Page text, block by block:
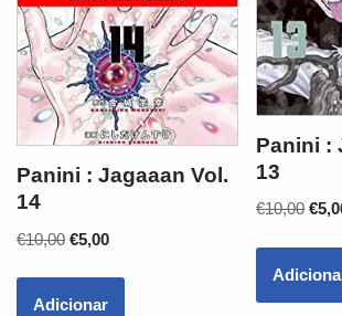
Panini : Jagaaan Vol.
14
€10,00 €5,00
Adicionar
Panini :
13
€10,00 €